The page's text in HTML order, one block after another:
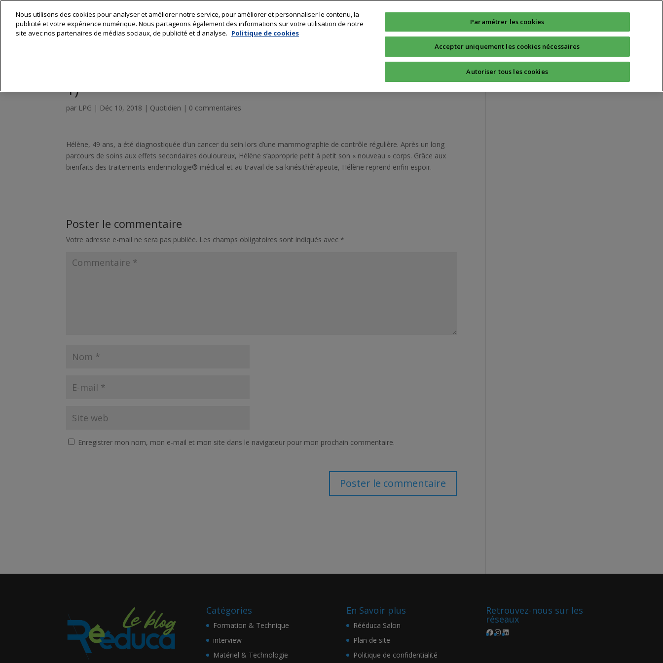
Matériel & Technologie Sciences & Recherche Profession Formation & Technique Quotidien Sport Santé
1)
par LPG | Déc 10, 2018 | Quotidien | 0 commentaires
Hélène, 49 ans, a été diagnostiquée d’un cancer du sein lors d’une mammographie de contrôle régulière. Après un long
parcours de soins aux effets secondaires douloureux, Hélène s’approprie petit à petit son « nouveau » corps. Grâce aux
bienfaits des traitements endermologie® médical et au travail de sa kinésithérapeute, Hélène reprend enfin espoir.
Poster le commentaire
Votre adresse e-mail ne sera pas publiée. Les champs obligatoires sont indiqués avec *
Enregistrer mon nom, mon e-mail et mon site dans le navigateur pour mon prochain commentaire.
Catégories
Formation & Technique
interview
Matériel & Technologie
En Savoir plus
Rééduca Salon
Plan de site
Politique de confidentialité
Retrouvez-nous sur les
réseaux
Facebook
Instagram
LinkedIn
Nous utilisons des cookies pour analyser et améliorer notre service, pour améliorer et personnaliser le contenu, la
publicité et votre expérience numérique. Nous partageons également des informations sur votre utilisation de notre
site avec nos partenaires de médias sociaux, de publicité et d'analyse. Politique de cookies
Paramétrer les cookies
Accepter uniquement les cookies nécessaires
Autoriser tous les cookies